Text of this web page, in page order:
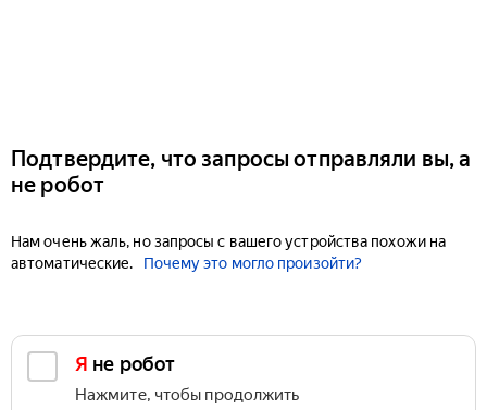
Подтвердите, что запросы отправляли вы, а
не робот
Нам очень жаль, но запросы с вашего устройства похожи на
автоматические.
Почему это могло произойти?
Я не робот
Нажмите, чтобы продолжить